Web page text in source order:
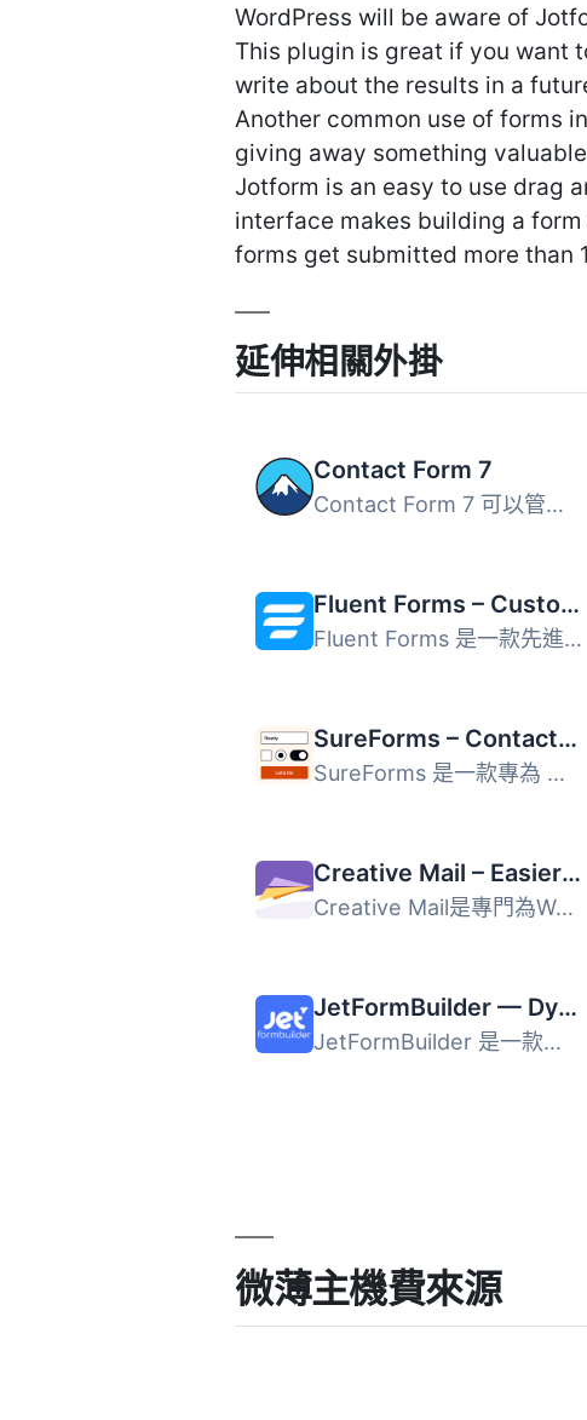
WordPress will be aware of
This plugin is great if you want
write about the results in a
Another common use of forms
giving away something
Jotform is an easy to use drag
interface makes building a
forms get submitted more than
延伸相關外掛
Contact Form 7
Contact Form 7 可以管理多個聯絡表單，並且您可以使用簡單的...
Fluent Forms – Customizable Contact Forms, Survey, Quiz, & Conversational Form Builder
Fluent Forms 是一款先進且輕量的聯絡表單建構器，提供使用者...
SureForms – Contact Form Builder, AI Forms, Payment Form, Survey & Quiz
SureForms 是一款專為 WordPress 設計的 AI 表單生成器，能將...
Creative Mail – Easier WordPress & WooCommerce Email Marketing
Creative Mail是專門為WordPress和WooCommerce設計的電子郵件...
JetFormBuilder — Dynamic Blocks Form Builder
JetFormBuilder 是一款功能強大且易於使用的表單建構外掛，讓...
微薄主機費來源